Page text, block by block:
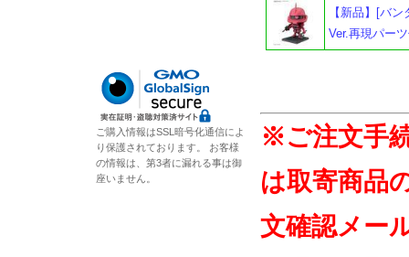
【新品】[バ
Ver.再現パー
※ご注文手
は取寄商品
文確認メー
ご購入情報はSSL暗号化通信によ
り保護されております。 お客様
の情報は、第3者に漏れる事は御
座いません。